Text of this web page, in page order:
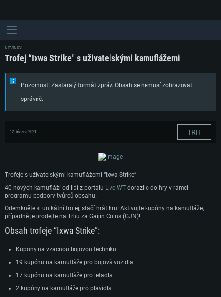
NOVINKY
Trofej “Ixwa Strike” s uživatelskými kamuflážemi
Pozornost! Zastaralý formát zpráv. Obsah se nemusí zobrazovat
správně.
12. března 2021 TRH
Trofeje s uživatelskými kamuflážemi “Ixwa Strike”
40 nových kamufláží od lidí z portálu Live.WT dorazilo do hry v rámci
programu podpory tvůrců obsahu.
Odemkněte si unikátní trofej, stačí hrát hru! Aktivujte kupóny na kamufláže,
případně je prodejte na Trhu za Gaijin Coins (GJN)!
Obsah trofeje “Ixwa Strike”:
Kupóny na vzácnou bojovou techniku
19 kupónů na kamufláže pro bojová vozidla
17 kupónů na kamufláže pro letadla
2 kupóny na kamufláže pro plavidla